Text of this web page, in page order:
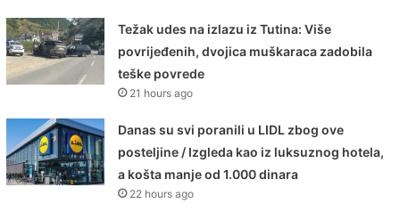
Težak udes na izlazu iz Tutina: Više
povrijeđenih, dvojica muškaraca zadobila
teške povrede
21 hours ago
Danas su svi poranili u LIDL zbog ove
posteljine / Izgleda kao iz luksuznog hotela,
a košta manje od 1.000 dinara
22 hours ago